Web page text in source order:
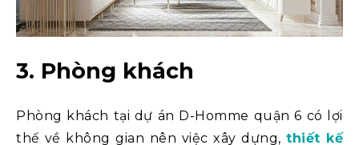
3. Phòng khách
Phòng khách tại dự án D-Homme quận 6 có lợi
thế về không gian nên việc xây dựng, thiết kế